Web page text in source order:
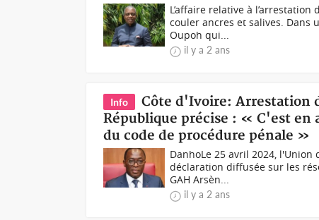
L’affaire relative à
couler ancres et salives. Dans
Oupoh qui...
il y a 2 ans
Info
Côte d'Ivoire: Arrestation
République précise : « C'est en
du code de procédure pénale »
DanhoLe 25 avril 2024, l'Union
déclaration diffusée sur les
GAH Arsèn...
il y a 2 ans